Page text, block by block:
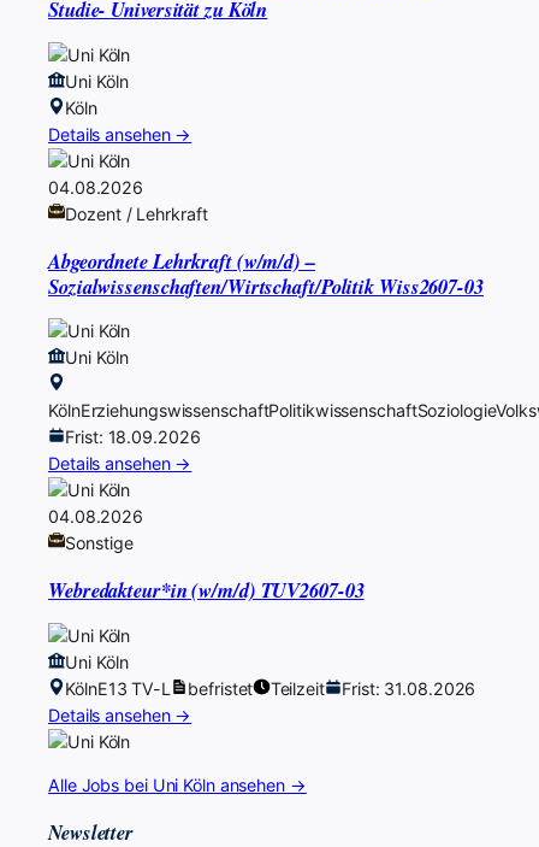
Studie- Universität zu Köln
Uni Köln
Köln
Details ansehen →
04.08.2026
Dozent / Lehrkraft
Abgeordnete Lehrkraft (w/m/d) –
Sozialwissenschaften/Wirtschaft/Politik Wiss2607-03
Uni Köln
KölnErziehungswissenschaftPolitikwissenschaftSoziologie
Frist: 18.09.2026
Details ansehen →
04.08.2026
Sonstige
Webredakteur*in (w/m/d) TUV2607-03
Uni Köln
KölnE13 TV-L befristet Teilzeit
Frist: 31.08.2026
Details ansehen →
Alle Jobs bei Uni Köln ansehen →
Newsletter